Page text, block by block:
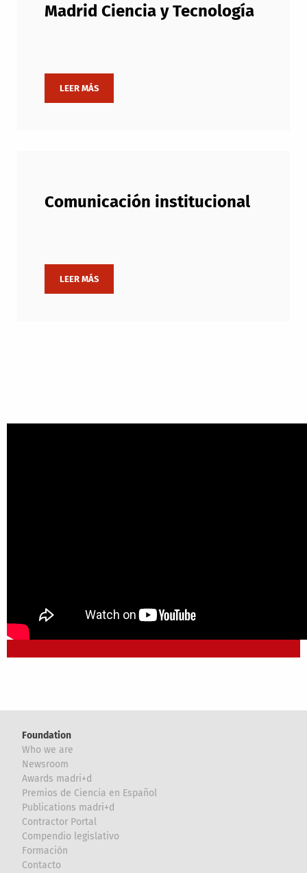
Madrid Ciencia y Tecnología
Comunicación institucional
Foundation
Who we are
Newsroom
Awards madri+d
Premios de Ciencia en Español
Publications madri+d
Contractor Portal
Compendio legislativo
Formación
Contacto